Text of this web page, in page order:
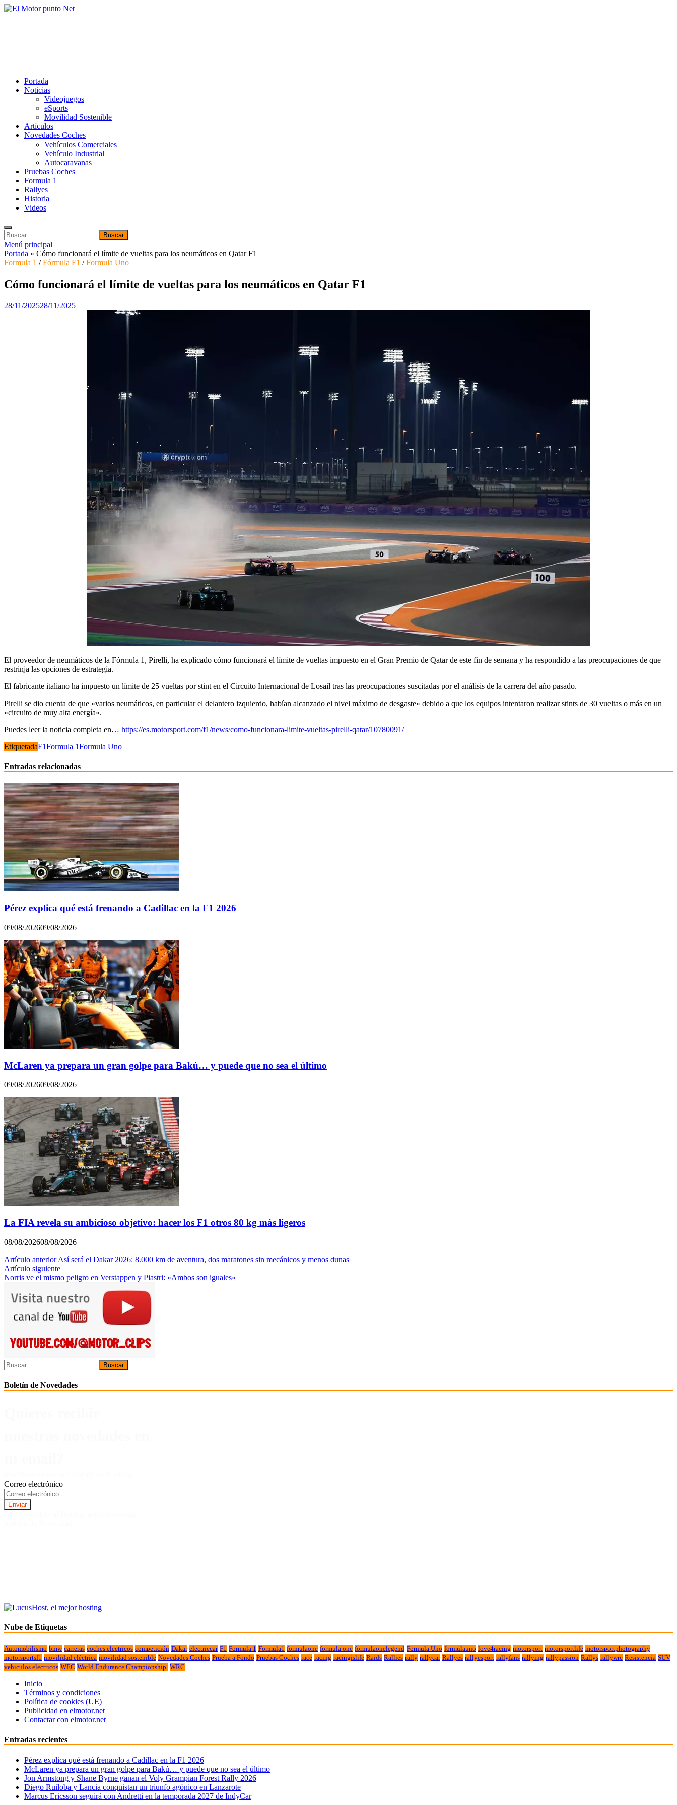
Saltar
Portada
Noticias
Videojuegos
eSports
Movilidad Sostenible
Artículos
Novedades Coches
Vehículos Comerciales
Vehículo Industrial
Autocaravanas
Pruebas Coches
Formula 1
Rallyes
Historia
Videos
Buscar:
Menú principal
Portada » Cómo funcionará el límite de vueltas para los neumáticos en Qatar F1
Formula 1 /Fórmula F1 /Formula Uno
Cómo funcionará el límite de vueltas para los neumáticos en Qatar F1
28/11/202528/11/2025
El proveedor de neumáticos de la Fórmula 1, Pirelli, ha explicado cómo funcionará el límite de vueltas impuesto en el Gran Premio de Qatar de este fin de semana y ha respondido a las preocupaciones de que
restrinja las opciones de estrategia.
El fabricante italiano ha impuesto un límite de 25 vueltas por stint en el Circuito Internacional de Losail tras las preocupaciones suscitadas por el análisis de la carrera del año pasado.
Pirelli se dio cuenta de que «varios neumáticos, en particular el delantero izquierdo, habían alcanzado el nivel máximo de desgaste» debido a que los equipos intentaron realizar stints de 30 vueltas o más en un
«circuito de muy alta energía».
Puedes leer la noticia completa en… https://es.motorsport.com/f1/news/como-funcionara-limite-vueltas-pirelli-qatar/10780091/
EtiquetadaF1Formula 1Formula Uno
Entradas relacionadas
Pérez explica qué está frenando a Cadillac en la F1 2026
09/08/202609/08/2026
McLaren ya prepara un gran golpe para Bakú… y puede que no sea el último
09/08/202609/08/2026
La FIA revela su ambicioso objetivo: hacer los F1 otros 80 kg más ligeros
08/08/202608/08/2026
Navegación
de
Artículo anterior Así será el Dakar 2026: 8.000 km de aventura, dos maratones sin mecánicos y menos dunas
Artículo siguiente
Norris ve el mismo peligro en Verstappen y Piastri: «Ambos son iguales»
Buscar:
Boletín de Novedades
Correo electrónico
Nube de Etiquetas
Automobilismo bmw carreras coches electricos competición Dakar electriccar F1 Formula 1 Formula1 formulaone formula one formulaonelegend Formula Uno formulauno love4racing motorsport motorsportlife motorsportphotography
motorsportsf1 movilidad eléctrica movilidad sostenible Novedades Coches Prueba a Fondo Pruebas Coches race racing racingislife Raids Rallies rally rallycar Rallyes rallyesport rallyfans rallying rallypassion Rallys rallywrc Resistencia SUV
vehiculos electricos WEC World Endurance Championship. WRC
Inicio
Términos y condiciones
Política de cookies (UE)
Publicidad en elmotor.net
Contactar con elmotor.net
Entradas recientes
Pérez explica qué está frenando a Cadillac en la F1 2026
McLaren ya prepara un gran golpe para Bakú… y puede que no sea el último
Jon Armstong y Shane Byrne ganan el Voly Grampian Forest Rally 2026
Diego Ruiloba y Lancia conquistan un triunfo agónico en Lanzarote
Marcus Ericsson seguirá con Andretti en la temporada 2027 de IndyCar